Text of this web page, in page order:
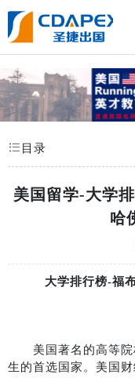
目录
美国留学-大学
哈
大学排行榜-福
美国著名的高等
生的首选国家。美国财